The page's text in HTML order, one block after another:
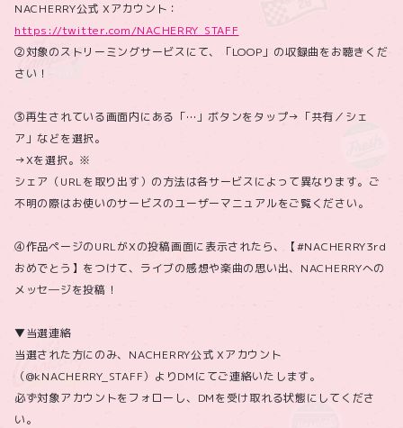
NACHERRY公式 Xアカウント：
https://twitter.com/NACHERRY_STAFF
②対象のストリーミングサービスにて、「LOOP」の収録曲をお聴きくだ
さい！
③再生されている画面内にある「…」ボタンをタップ→「共有／シェ
ア」などを選択。
→Xを選択。※
シェア（URLを取り出す）の方法は各サービスによって異なります。ご
不明の際はお使いのサービスのユーザーマニュアルをご覧ください。
④作品ページのURLがXの投稿画面に表示されたら、【#NACHERRY3rd
おめでとう】をつけて、ライブの感想や楽曲の思い出、NACHERRYへの
メッセ―ジを投稿！
▼当選連絡
当選された方にのみ、NACHERRY公式 Xアカウント
（@kNACHERRY_STAFF）よりDMにてご連絡いたします。
必ず対象アカウントをフォローし、DMを受け取れる状態にしてくださ
い。